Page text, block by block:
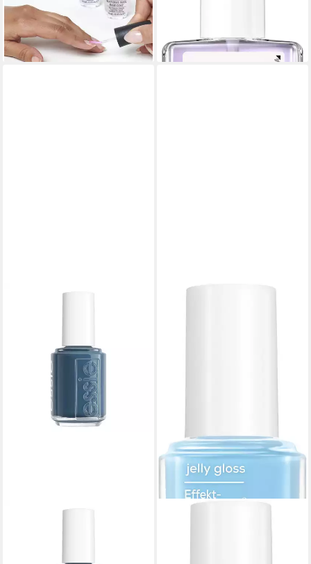
Haftung, verlängert Halt
ab 15,99 €
(1.066,00 €/ 1 l)
lieferbar - in 1-2 Werktagen bei dir